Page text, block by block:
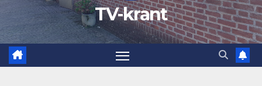
TV-krant